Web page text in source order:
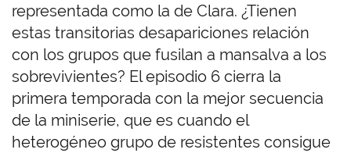
representada como la de Clara. ¿Tienen
estas transitorias desapariciones relación
con los grupos que fusilan a mansalva a los
sobrevivientes? El episodio 6 cierra la
primera temporada con la mejor secuencia
de la miniserie, que es cuando el
heterogéneo grupo de resistentes consigue